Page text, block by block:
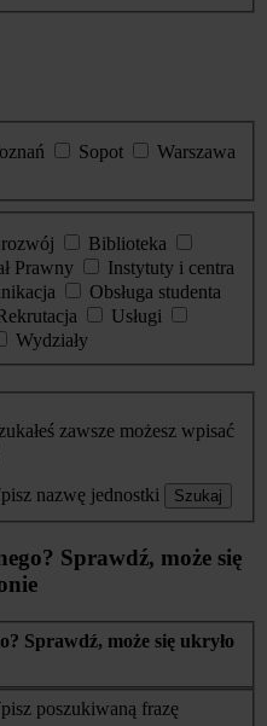
Sopot
Warszawa
Biblioteka
Prawny
Instytuty i centra
Obsługa studenta
Usługi
Wydziały
zawsze możesz wpisać
nazwę jednostki Szukaj
Sprawdź, może się
Sprawdź, może się ukryło
poszukiwaną frazę